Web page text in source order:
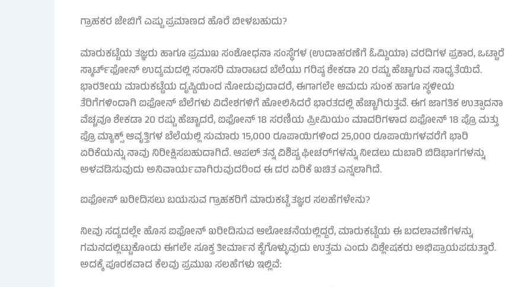
ಗ್ರಾಹಕರ ಜೇಬಿಗೆ ಎಷ್ಟು ಪ್ರಮಾಣದ ಹೊರೆ ಬೀಳಬಹುದು?
ಮಾರುಕಟ್ಟೆಯ ತಜ್ಞರು ಹಾಗೂ ಪ್ರಮುಖ ಸಂಶೋಧನಾ ಸಂಸ್ಥೆಗಳ (ಉದಾಹರಣೆಗೆ ಓಮ್ಡಿಯಾ) ವರದಿಗಳ ಪ್ರಕಾರ, ಒಟ್ಟಾರೆ
ಸ್ಮಾರ್ಟ್‌ಫೋನ್ ಉದ್ಯಮದಲ್ಲಿ ಸರಾಸರಿ ಮಾರಾಟದ ಬೆಲೆಯು ಗರಿಷ್ಠ ಶೇಕಡಾ 20 ರಷ್ಟು ಹೆಚ್ಚಾಗುವ ಸಾಧ್ಯತೆಯಿದೆ.
ಭಾರತೀಯ ಮಾರುಕಟ್ಟೆಯ ದೃಷ್ಟಿಯಿಂದ ನೋಡುವುದಾದರೆ, ಈಗಾಗಲೇ ಆಮದು ಸುಂಕ ಹಾಗೂ ಸ್ಥಳೀಯ
ತೆರಿಗೆಗಳಿಂದಾಗಿ ಐಫೋನ್ ಬೆಲೆಗಳು ವಿದೇಶಗಳಿಗೆ ಹೋಲಿಸಿದರೆ ಭಾರತದಲ್ಲಿ ಹೆಚ್ಚಾಗಿರುತ್ತವೆ. ಈಗ ಜಾಗತಿಕ ಉತ್ಪಾದನಾ
ವೆಚ್ಚವೂ ಶೇಕಡಾ 20 ರಷ್ಟು ಹೆಚ್ಚಾದರೆ, ಐಫೋನ್ 18 ಸರಣಿಯ ಪ್ರೀಮಿಯಂ ಮಾದರಿಗಳಾದ ಐಫೋನ್ 18 ಪ್ರೊ ಮತ್ತು
ಪ್ರೊ ಮ್ಯಾಕ್ಸ್ ಆವೃತ್ತಿಗಳ ಬೆಲೆಯಲ್ಲಿ ಸುಮಾರು 15,000 ರೂಪಾಯಿಗಳಿಂದ 25,000 ರೂಪಾಯಿಗಳವರೆಗೆ ಭಾರಿ
ಏರಿಕೆಯನ್ನು ನಾವು ನಿರೀಕ್ಷಿಸಬಹುದಾಗಿದೆ. ಆಪಲ್ ತನ್ನ ವಿಶಿಷ್ಟ ಫೀಚರ್‌ಗಳನ್ನು ನೀಡಲು ದುಬಾರಿ ಬಿಡಿಭಾಗಗಳನ್ನು
ಅಳವಡಿಸುವುದು ಅನಿವಾರ್ಯವಾಗಿರುವುದರಿಂದ ಈ ದರ ಏರಿಕೆ ಖಚಿತ ಎನ್ನಲಾಗಿದೆ.
ಐಫೋನ್ ಖರೀದಿಸಲು ಬಯಸುವ ಗ್ರಾಹಕರಿಗೆ ಮಾರುಕಟ್ಟೆ ತಜ್ಞರ ಸಲಹೆಗಳೇನು?
ನೀವು ಸದ್ಯದಲ್ಲೇ ಹೊಸ ಐಫೋನ್ ಖರೀದಿಸುವ ಆಲೋಚನೆಯಲ್ಲಿದ್ದರೆ, ಮಾರುಕಟ್ಟೆಯ ಈ ಬದಲಾವಣೆಗಳನ್ನು
ಗಮನದಲ್ಲಿಟ್ಟುಕೊಂಡು ಈಗಲೇ ಸೂಕ್ತ ತೀರ್ಮಾನ ಕೈಗೊಳ್ಳುವುದು ಉತ್ತಮ ಎಂದು ವಿಶ್ಲೇಷಕರು ಅಭಿಪ್ರಾಯಪಡುತ್ತಾರೆ.
ಅದಕ್ಕೆ ಪೂರಕವಾದ ಕೆಲವು ಪ್ರಮುಖ ಸಲಹೆಗಳು ಇಲ್ಲಿವೆ: